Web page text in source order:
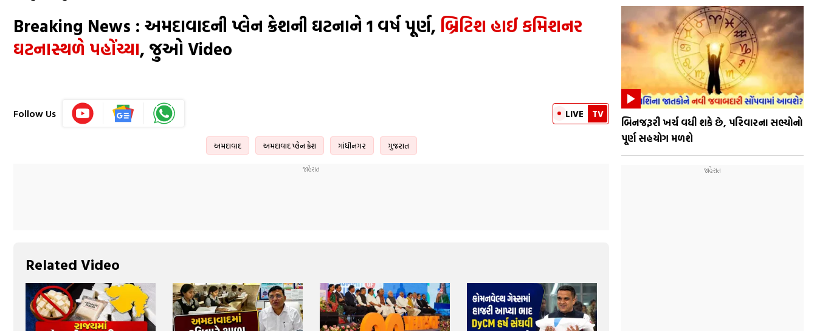
Breaking News : અમદાવાદની પ્લેન ક્રેશની ઘટનાને 1 વર્ષ પૂર્ણ, બ્રિટિશ હાઈ કમિશનર
ઘટનાસ્થળે પહોંચ્યા, જુઓ Video
Follow Us LIVE TV
અમદાવાદ અમદાવાદ પ્લેન ક્રેશ ગાંધીનગર ગુજરાત
Related Video
બિનજરૂરી ખર્ચ વધી શકે છે, પરિવારના સભ્યોનો
પૂર્ણ સહયોગ મળશે